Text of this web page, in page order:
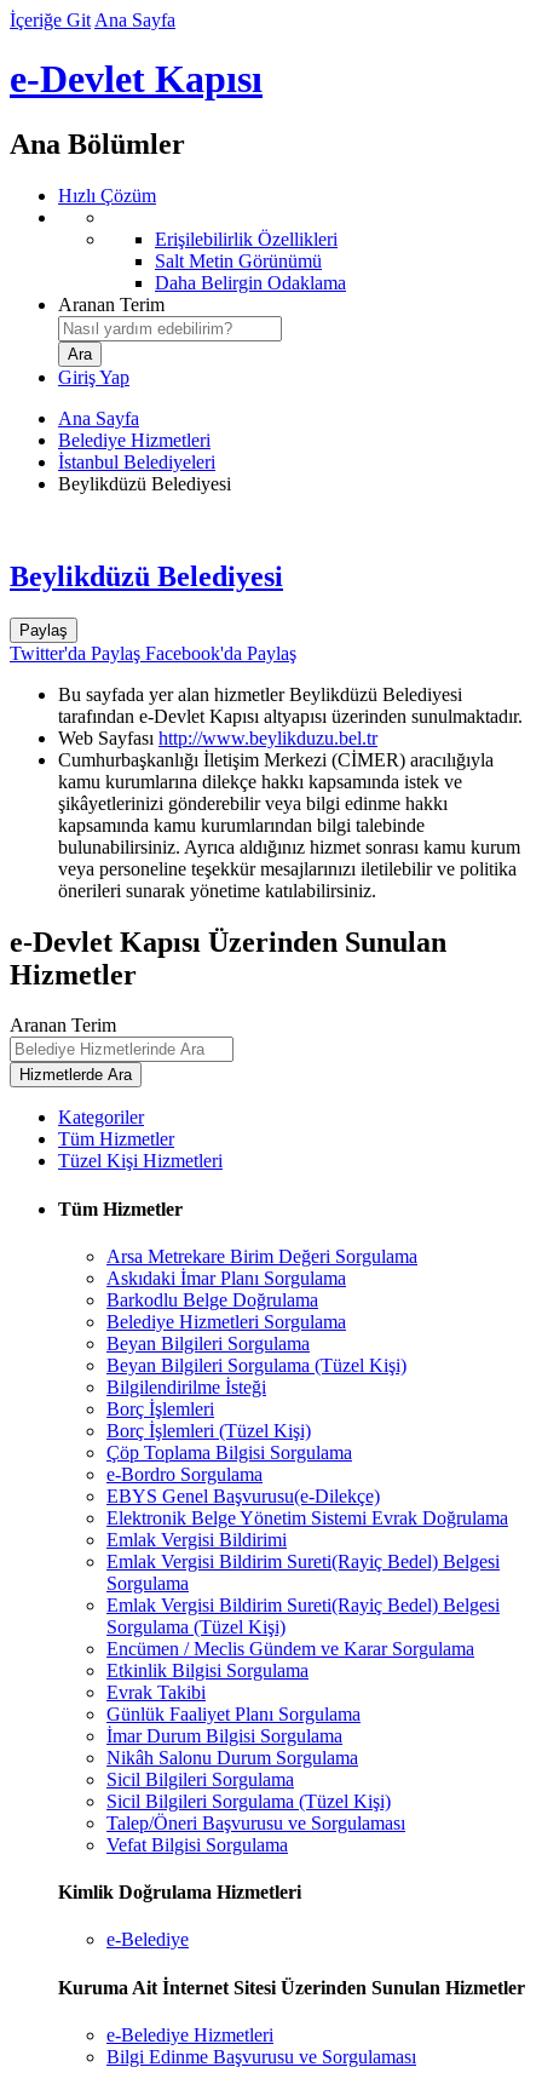
İçeriğe Git Ana Sayfa
e-Devlet Kapısı
Ana Bölümler
Hızlı Çözüm
Erişilebilirlik Özellikleri
Salt Metin Görünümü
Daha Belirgin Odaklama
Aranan Terim
Giriş Yap
Ana Sayfa
Belediye Hizmetleri
İstanbul Belediyeleri
Beylikdüzü Belediyesi
Beylikdüzü Belediyesi
Paylaş
Twitter'da Paylaş Facebook'da Paylaş
Bu sayfada yer alan hizmetler Beylikdüzü Belediyesi
tarafından e-Devlet Kapısı altyapısı üzerinden sunulmaktadır.
Web Sayfası http://www.beylikduzu.bel.tr
Cumhurbaşkanlığı İletişim Merkezi (CİMER) aracılığıyla
kamu kurumlarına dilekçe hakkı kapsamında istek ve
şikâyetlerinizi gönderebilir veya bilgi edinme hakkı
kapsamında kamu kurumlarından bilgi talebinde
bulunabilirsiniz. Ayrıca aldığınız hizmet sonrası kamu kurum
veya personeline teşekkür mesajlarınızı iletilebilir ve politika
önerileri sunarak yönetime katılabilirsiniz.
e-Devlet Kapısı Üzerinden Sunulan
Hizmetler
Aranan Terim
Kategoriler
Tüm Hizmetler
Tüzel Kişi Hizmetleri
Tüm Hizmetler
Arsa Metrekare Birim Değeri Sorgulama
Askıdaki İmar Planı Sorgulama
Barkodlu Belge Doğrulama
Belediye Hizmetleri Sorgulama
Beyan Bilgileri Sorgulama
Beyan Bilgileri Sorgulama (Tüzel Kişi)
Bilgilendirilme İsteği
Borç İşlemleri
Borç İşlemleri (Tüzel Kişi)
Çöp Toplama Bilgisi Sorgulama
e-Bordro Sorgulama
EBYS Genel Başvurusu(e-Dilekçe)
Elektronik Belge Yönetim Sistemi Evrak Doğrulama
Emlak Vergisi Bildirimi
Emlak Vergisi Bildirim Sureti(Rayiç Bedel) Belgesi
Sorgulama
Emlak Vergisi Bildirim Sureti(Rayiç Bedel) Belgesi
Sorgulama (Tüzel Kişi)
Encümen / Meclis Gündem ve Karar Sorgulama
Etkinlik Bilgisi Sorgulama
Evrak Takibi
Günlük Faaliyet Planı Sorgulama
İmar Durum Bilgisi Sorgulama
Nikâh Salonu Durum Sorgulama
Sicil Bilgileri Sorgulama
Sicil Bilgileri Sorgulama (Tüzel Kişi)
Talep/Öneri Başvurusu ve Sorgulaması
Vefat Bilgisi Sorgulama
Kimlik Doğrulama Hizmetleri
e-Belediye
Kuruma Ait İnternet Sitesi Üzerinden Sunulan Hizmetler
e-Belediye Hizmetleri
Bilgi Edinme Başvurusu ve Sorgulaması